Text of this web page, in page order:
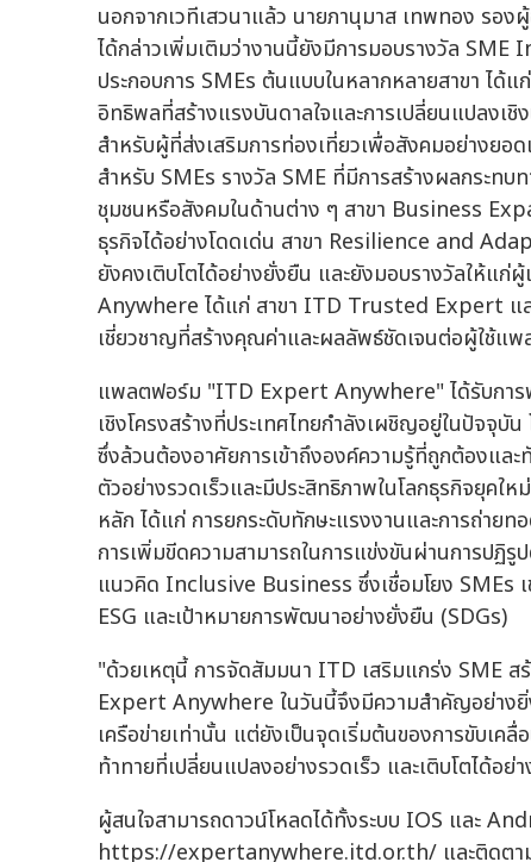
นอกจากเวทีเสวนาแล้ว นายภานุมาส เทพทอง รอง
ได้กล่าวเพิ่มเติมว่างานนี้ยังมีการมอบรางวัล
ประกอบการ SMEs ต้นแบบในหลากหลายสาขา ไ
อิทธิพลที่สร้างแรงบันดาลใจและการเปลี่ยนแปล
สำหรับผู้ที่ส่งเสริมการท่องเที่ยวเพื่อสังคมอย่างย
สำหรับ SMEs รางวัล SME ที่มีการสร้างผลกระท
ชุมชนหรือสังคมในด้านต่าง ๆ สาขา Business
ธุรกิจได้อย่างโดดเด่น สาขา Resilience and
ยังคงเติบโตได้อย่างยั่งยืน และยังมอบรางวัลให้
Anywhere ได้แก่ สาขา ITD Trusted Expert
เชี่ยวชาญที่สร้างคุณค่าและผลลัพธ์ชัดเจนต่อผู้ใช้
แพลตฟอร์ม "ITD Expert Anywhere" ได้รับการ
เชิงโครงสร้างที่ประเทศไทยกำลังเผชิญอยู่ในปัจจุบั
ซึ่งล้วนต้องอาศัยการเข้าถึงองค์ความรู้ที่ถูกต้องแล
ตัวอย่างรวดเร็วและมีประสิทธิภาพในโลกธุรกิจยุ
หลัก ได้แก่ การยกระดับทักษะแรงงานและการถ่ายท
การเพิ่มขีดความสามารถในการแข่งขันผ่านการปฏิ
แนวคิด Inclusive Business ซึ่งเชื่อมโยง SMEs
ESG และเป้าหมายการพัฒนาอย่างยั่งยืน (SDGs)
"ด้วยเหตุนี้ การจัดสัมมนา ITD เสริมแกร่ง SME
Expert Anywhere ในวันนี้จึงมีความสำคัญอย่างยิ่
เครือข่ายเท่านั้น แต่ยังเป็นจุดเริ่มต้นของการขับเ
ท้าทายที่เปลี่ยนแปลงอย่างรวดเร็ว และเติบโตได้อ
ผู้สนใจสามารถดาวน์โหลดได้ทั้งระบบ IOS และ
https://expertanywhere.itd.or.th/ และติดตามข้